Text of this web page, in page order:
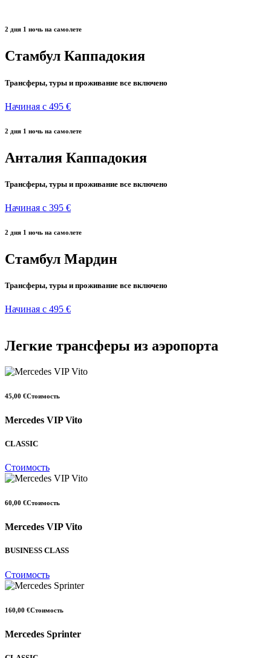
2 дня 1 ночь на самолете
Стамбул Каппадокия
Трансферы, туры и проживание все включено
Начиная с 495 €
2 дня 1 ночь на самолете
Анталия Каппадокия
Трансферы, туры и проживание все включено
Начиная с 395 €
2 дня 1 ночь на самолете
Стамбул Мардин
Трансферы, туры и проживание все включено
Начиная с 495 €
Легкие трансферы из аэропорта
45,00 €Стоимость
Mercedes VIP Vito
CLASSIC
Стоимость
60,00 €Стоимость
Mercedes VIP Vito
BUSINESS CLASS
Стоимость
160,00 €Стоимость
Mercedes Sprinter